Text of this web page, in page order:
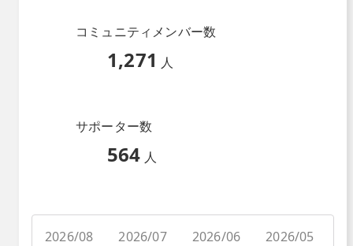
コミュニティメンバー数
1,271 人
サポーター数
564 人
2026/08 2026/07 2026/06 2026/05